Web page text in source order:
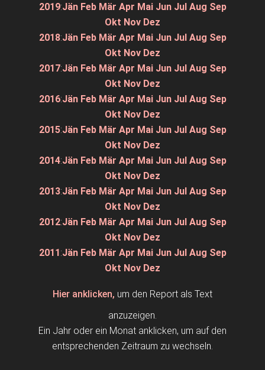
2019:Jän Feb Mär Apr Mai Jun Jul Aug Sep
Okt Nov Dez
2018:Jän Feb Mär Apr Mai Jun Jul Aug Sep
Okt Nov Dez
2017:Jän Feb Mär Apr Mai Jun Jul Aug Sep
Okt Nov Dez
2016:Jän Feb Mär Apr Mai Jun Jul Aug Sep
Okt Nov Dez
2015:Jän Feb Mär Apr Mai Jun Jul Aug Sep
Okt Nov Dez
2014:Jän Feb Mär Apr Mai Jun Jul Aug Sep
Okt Nov Dez
2013:Jän Feb Mär Apr Mai Jun Jul Aug Sep
Okt Nov Dez
2012:Jän Feb Mär Apr Mai Jun Jul Aug Sep
Okt Nov Dez
2011:Jän Feb Mär Apr Mai Jun Jul Aug Sep
Okt Nov Dez
Hier anklicken, um den Report als Text
anzuzeigen.
Ein Jahr oder ein Monat anklicken, um auf den
entsprechenden Zeitraum zu wechseln.